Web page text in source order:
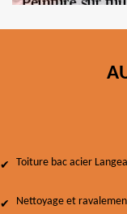
Toiture bac acier
Nettoyage et